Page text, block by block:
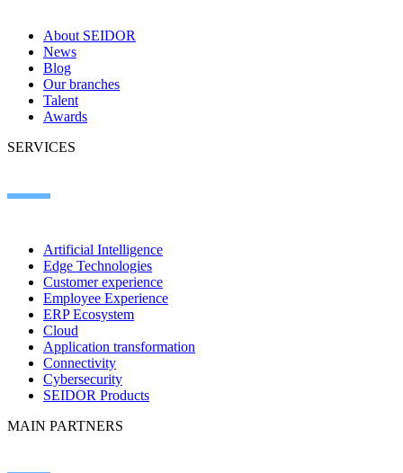
About SEIDOR
News
Blog
Our branches
Talent
Awards
SERVICES
Artificial Intelligence
Edge Technologies
Customer experience
Employee Experience
ERP Ecosystem
Cloud
Application transformation
Connectivity
Cybersecurity
SEIDOR Products
MAIN PARTNERS